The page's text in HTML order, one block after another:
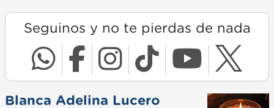
Seguinos y no te pierdas de nada
Blanca Adelina Lucero